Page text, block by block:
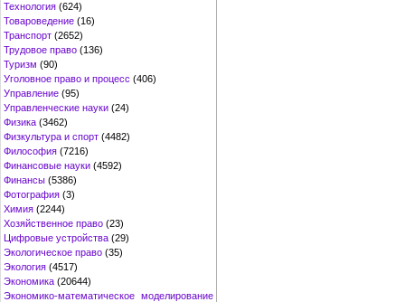
Технология (624)
Товароведение (16)
Транспорт (2652)
Трудовое право (136)
Туризм (90)
Уголовное право и процесс (406)
Управление (95)
Управленческие науки (24)
Физика (3462)
Физкультура и спорт (4482)
Философия (7216)
Финансовые науки (4592)
Финансы (5386)
Фотография (3)
Химия (2244)
Хозяйственное право (23)
Цифровые устройства (29)
Экологическое право (35)
Экология (4517)
Экономика (20644)
Экономико-математическое моделирование